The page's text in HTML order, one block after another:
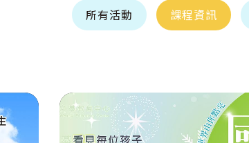
所有活動 課程資訊